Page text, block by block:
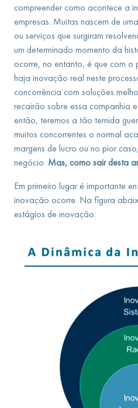
compreender como acontece a
empresas. Muitas nascem de
ou serviços que surgiram
um determinado momento da
ocorre, no entanto, é que com o
haja inovação real neste
concorrência com soluções
recairão sobre essa companhia
então, teremos a tão temida
muitos concorrentes o normal
margens de lucro ou no pior
negócio. Mas, como sair desta
Em primeiro lugar é importante
inovação ocorre. Na figura
estágios de inovação: